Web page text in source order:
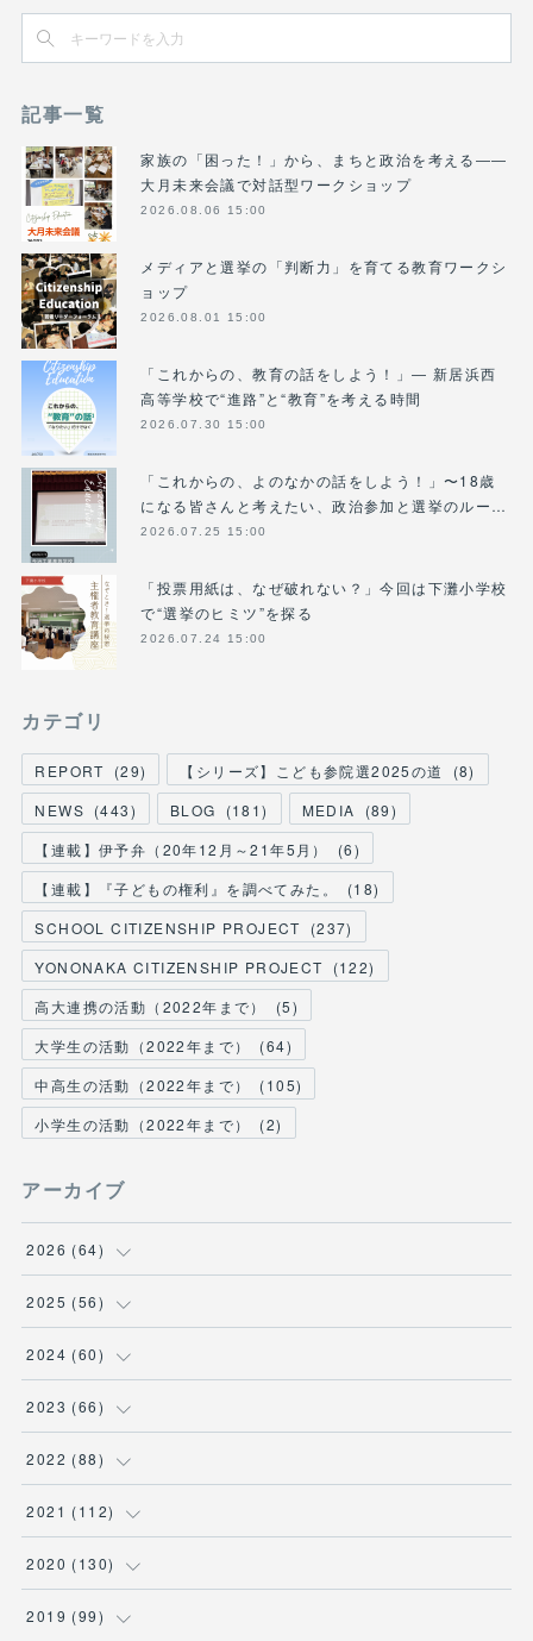
記事一覧
家族の「困った！」から、まちと政治を考える――
大月未来会議で対話型ワークショップ
2026.08.06 15:00
メディアと選挙の「判断力」を育てる教育ワークシ
ョップ
2026.08.01 15:00
「これからの、教育の話をしよう！」― 新居浜西
高等学校で“進路”と“教育”を考える時間
2026.07.30 15:00
「これからの、よのなかの話をしよう！」〜18歳
になる皆さんと考えたい、政治参加と選挙のルー…
2026.07.25 15:00
「投票用紙は、なぜ破れない？」今回は下灘小学校
で“選挙のヒミツ”を探る
2026.07.24 15:00
カテゴリ
REPORT (29) 【シリーズ】こども参院選2025の道 (8)
NEWS (443) BLOG (181) MEDIA (89)
【連載】伊予弁（20年12月～21年5月）
(6)
【連載】『子どもの権利』を調べてみた。
(18)
SCHOOL CITIZENSHIP PROJECT
(237)
YONONAKA CITIZENSHIP PROJECT
(122)
高大連携の活動（2022年まで）
(5)
大学生の活動（2022年まで）
(64)
中高生の活動（2022年まで）
(105)
小学生の活動（2022年まで）
(2)
アーカイブ
2026 (64)
(2)
(6)
(9)
( 11
2025 (56)
(1)
(2)
(1)
( 5 )
2024 (60)
(12
(13
( 12)
( 4 )
2023 (66)
(1)
( 5 )
(2)
( 4 )
2022 (88)
( 12)
(6)
(3)
2021 (112)
(7)
(4)
2020 (130)
(23
2019 (99)